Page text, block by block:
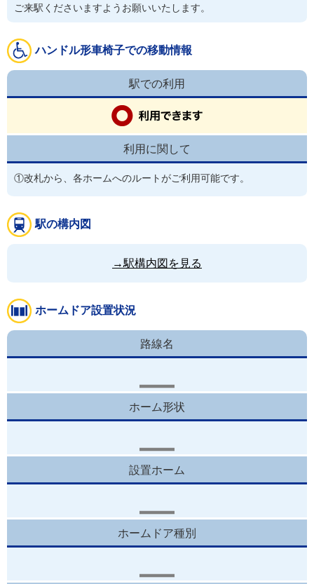
ご来駅くださいますようお願いいたします。
ハンドル形車椅子での移動情報
駅での利用
利用に関して
①改札から、各ホームへのルートがご利用可能です。
駅の構内図
→駅構内図を見る
ホームドア設置状況
路線名
ホーム形状
設置ホーム
ホームドア種別